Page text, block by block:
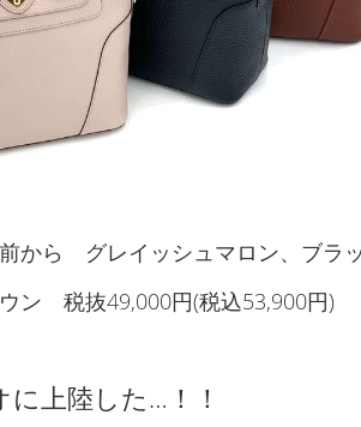
から グレイッシュマロン、ブラ
ン 税抜49,000円(税込53,900円)
上陸した…！！